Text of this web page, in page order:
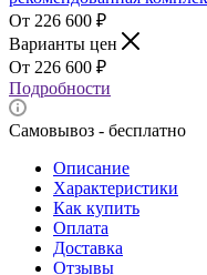
226 600 ₽
Варианты цен
226 600 ₽
Подробности
Самовывоз - бесплатно
Описание
Характеристики
Как купить
Оплата
Доставка
Отзывы